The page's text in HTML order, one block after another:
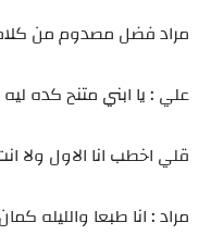
مراد فضل مصدوم من
علي : يا ابني متنح كده
قلي اخطب انا الاول ولا
مراد : انا طبعا والليله